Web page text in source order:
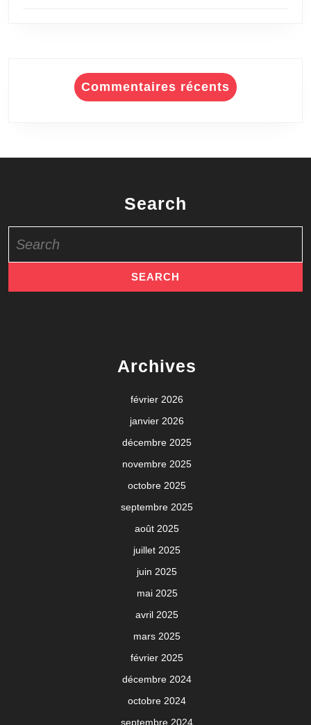
Commentaires récents
Search
for:
Archives
février 2026
janvier 2026
décembre 2025
novembre 2025
octobre 2025
septembre 2025
août 2025
juillet 2025
juin 2025
mai 2025
avril 2025
mars 2025
février 2025
décembre 2024
octobre 2024
septembre 2024